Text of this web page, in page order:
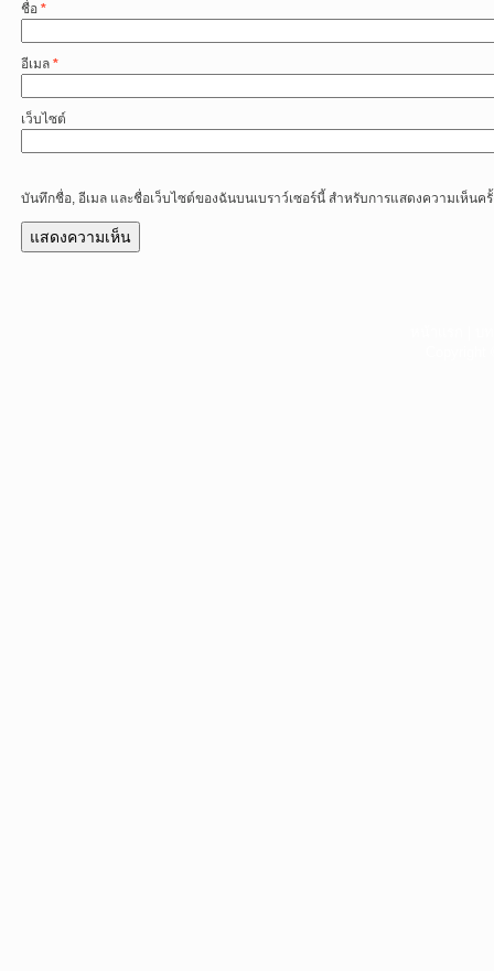
ชื่อ *
อีเมล *
เว็บไซต์
บันทึกชื่อ, อีเมล และชื่อเว็บไซต์ของฉันบนเบราว์เซอร์นี้ สำหรับการแสดงความเห็นค